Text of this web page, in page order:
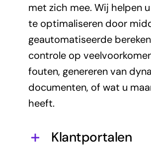
met zich mee. Wij helpen
te optimaliseren door
geautomatiseerde
controle op
fouten, genereren van
documenten, of wat u
heeft.
Klantportalen